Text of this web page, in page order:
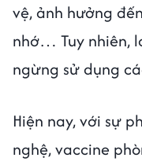
vệ, ảnh hưởng
nhớ… Tuy nhiên,
ngừng sử dụng
Hiện nay, với sự
nghệ, vaccine